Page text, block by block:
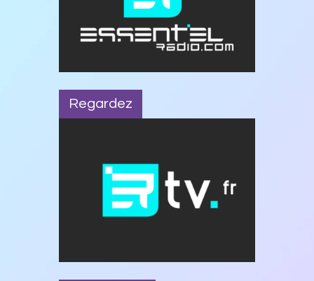
Regardez